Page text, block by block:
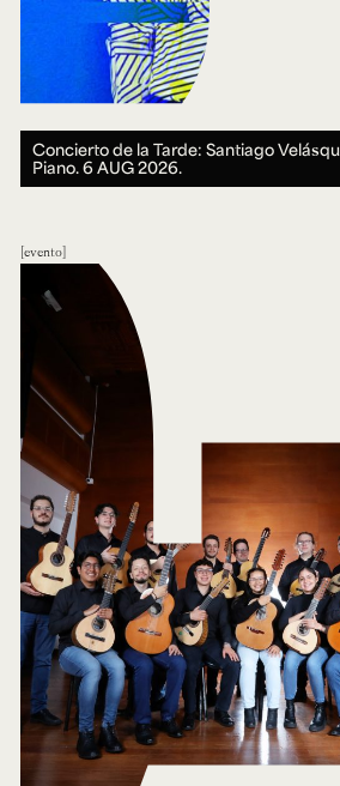
Concierto de la Tarde: Santiago
Piano.6 AUG 2026.
evento